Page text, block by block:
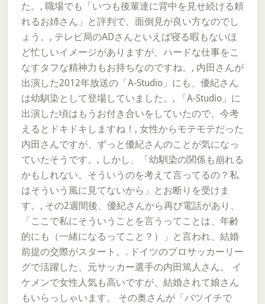
た。, 職場でも「いつも後輩達に背中を見せ続ける頼
れるお姉さん」と評判で、面倒見が良い方なのでし
ょう。, テレビ局のADさんといえば寝る暇もないほ
ど忙しいイメージがありますが、ハードな仕事をこ
なすタフな精神力もお持ちなのですね。, 内田さんが
出演した2012年放送の「A-Studio」にも、優紀さん
は幼馴染として登場していました。, 「A-Studio」に
出演した頃はもうお付き合いをしていたので、今考
えるとドキドキしますね！, 女性からモテモテだった
内田さんですが、ずっと優紀さんのことが気になっ
ていたそうです。, しかし、「幼馴染の関係も崩れる
かもしれない。そういうのを考えて言ってるの？私
はそういう風に見てないから」とお断りを受けま
す。, その2週間後、優紀さんから再び電話があり、
「ここで私にそういうことを言うってことは、年齢
的にも（一緒になるってこと？）」と言われ、結婚
前提の交際がスタート。. ドイツのプロサッカーリー
グで活躍した、元サッカー選手の内田篤人さん。 イ
ケメンで女性人気も高いですが、結婚されて娘さん
もいらっしゃいます。 その奥さんが「バツイチで